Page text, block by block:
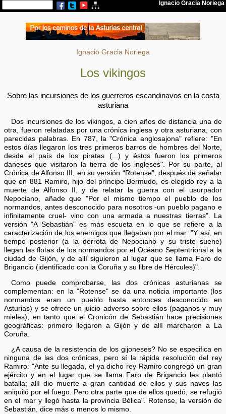
Ignacio Gracia Noriega
Los vikingos
Sobre las incursiones de los guerreros escandinavos en la costa
asturiana
Dos incursiones de los vikingos, a cien años de distancia una de
otra, fueron relatadas por una crónica inglesa y otra asturiana, con
parecidas palabras. En 787, la "Crónica anglosajona" refiere: "En
estos días llegaron los tres primeros barros de hombres del Norte,
desde el país de los piratas (...) y éstos fueron los primeros
daneses que visitaron la tierra de los ingleses". Por su parte, al
Crónica de Alfonso III, en su versión “Rotense”, después de señalar
que en 881 Ramiro, hijo del príncipe Bermudo, es elegido rey a la
muerte de Alfonso II, y de relatar la guerra con el usurpador
Nepociano, añade que "Por el mismo tiempo el pueblo de los
normandos, antes desconocido para nosotros -un pueblo pagano e
infinitamente cruel- vino con una armada a nuestras tierras". La
versión "A Sebastián" es más escueta en lo que se refiere a la
caracterización de los enemigos que llegaban por el mar: "Y así, en
tiempo posterior (a la derrota de Nepociano y su triste suene)
llegan las flotas de los normandos por el Océano Septentrional a la
ciudad de Gijón, y de allí siguieron al lugar que se llama Faro de
Brigancio (identificado con la Coruña y su libre de Hércules)".
Como puede comprobarse, las dos crónicas asturianas se
complementan: en la "Rotense" se da una noticia importante (los
normandos eran un pueblo hasta entonces desconocido en
Asturias) y se ofrece un juicio adverso sobre ellos (paganos y muy
mieles), en tanto que el Cronicón de Sebastián hace precisiones
geográficas: primero llegaron a Gijón y de allí marcharon a La
Coruña.
¿A causa de la resistencia de los gijoneses? No se especifica en
ninguna de las dos crónicas, pero sí la rápida resolución del rey
Ramiro: "Ante su llegada, el ya dicho rey Ramiro congregó un gran
ejército y en el lugar que se llama Faro de Brigancio les plantó
batalla; allí dio muerte a gran cantidad de ellos y sus naves las
aniquiló por el fuego. Pero otra parte que de ellos quedó, se refugió
en el mar y llegó hasta la provincia Bélica". Rotense, la versión de
Sebastián, dice más o menos lo mismo.